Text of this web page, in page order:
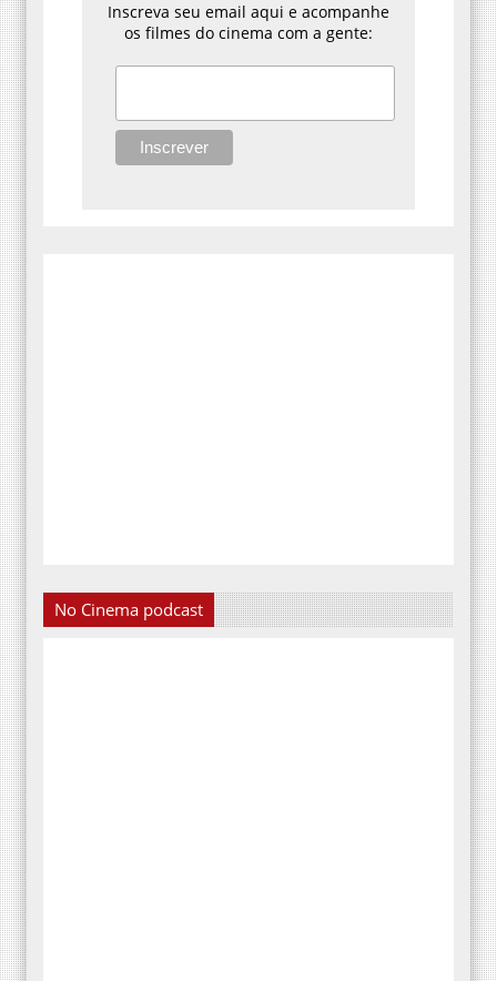
Inscreva seu email aqui e acompanhe
os filmes do cinema com a gente:
No Cinema podcast